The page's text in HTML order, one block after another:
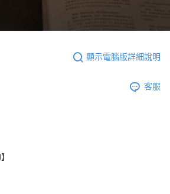
顯示電腦版詳細說明
客服